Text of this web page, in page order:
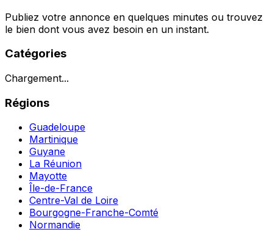
Publiez votre annonce en quelques minutes ou trouvez
le bien dont vous avez besoin en un instant.
Catégories
Chargement...
Régions
Guadeloupe
Martinique
Guyane
La Réunion
Mayotte
Île-de-France
Centre-Val de Loire
Bourgogne-Franche-Comté
Normandie